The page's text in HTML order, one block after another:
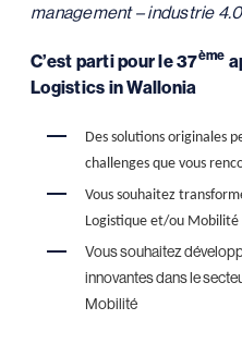
management – industrie
C’est parti pour le 37ème
Logistics in Wallonia
Des solutions originales
challenges que vous
Vous souhaitez
Logistique et/ou Mobilité
Vous souhaitez
innovantes dans le
Mobilité